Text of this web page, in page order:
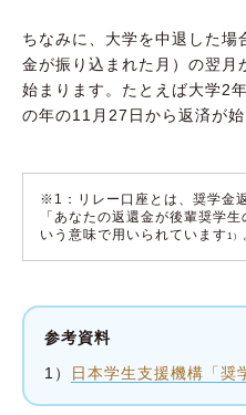
ちなみに、大学を中退した
金が振り込まれた月）の翌月
始まります。たとえば大学2
の年の11月27日から返済が始
※1：リレー口座とは、奨学金
「あなたの返還金が後輩奨学
いう意味で用いられています1）
参考資料
1） 日本学生支援機構「奨